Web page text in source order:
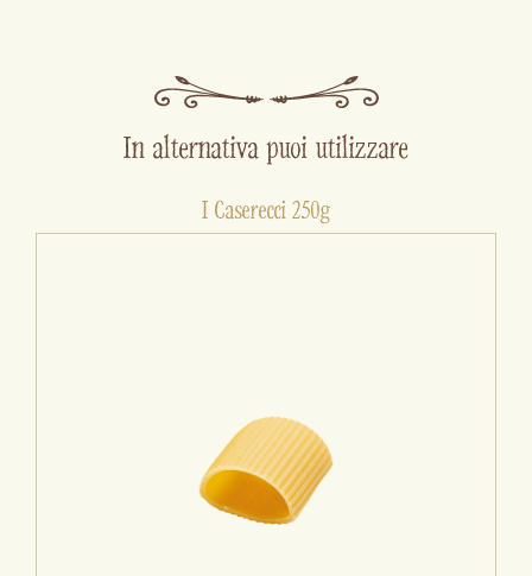
In alternativa puoi utilizzare
I Caserecci 250g